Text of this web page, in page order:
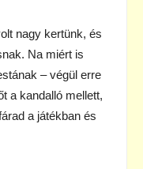
nagy kertünk, és
Na miért is
– végül erre
a kandalló mellett,
a játékban és